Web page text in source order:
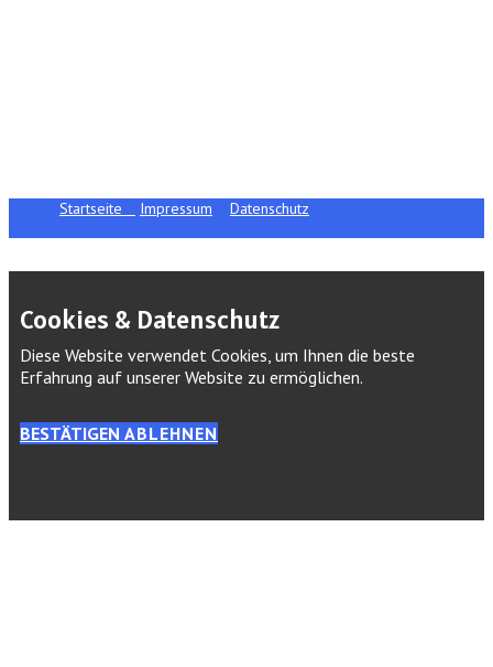
Startseite Impressum Datenschutz
Cookies & Datenschutz
Diese Website verwendet Cookies, um Ihnen die beste
Erfahrung auf unserer Website zu ermöglichen.
BESTÄTIGEN ABLEHNEN